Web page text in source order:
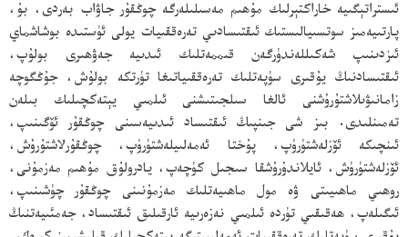
ئىستراتېگىيە خاراكتېرلىك مۇھىم مەسىلىلەرگە چوڭقۇر جاۋاب بەردى، بۇ،
پارتىيەمىز سوتسىيالىستىك ئىقتىسادىي تەرەققىيات يولى ئۈستىدە بوشاشماي
ئىزدىنىپ شەكىللەندۈرگەن قىممەتلىك ئىدىيە جەۋھىرى بولۇپ،
ئىقتىسادنىڭ يۇقىرى سۈپەتلىك تەرەققىياتىغا تۈرتكە بولۇش، جۇڭگوچە
زامانىۋىلاشتۇرۇشنى ئالغا سىلجىتىشنى ئىلمىي يېتەكچىلىك بىلەن
تەمىنلىدى. بىز شى جىنپىڭ ئىقتىساد ئىدىيەسىنى چوڭقۇر ئۆگىنىپ،
ئىنچىكە ئۆزلەشتۈرۈپ، پۇختا ئەمەلىيلەشتۈرۈپ، چوڭقۇرلاشتۇرۇش،
ئۆزلەشتۈرۈش، ئايلاندۇرۇشقا سىجىل كۈچەپ، يادرولۇق مۇھىم مەزمۇنى،
روھىي ماھىيىتى ۋە مول ماھىيەتلىك مەزمۇنىنى چوڭقۇر چۈشىنىپ،
ئىگىلەپ، ھەقىقىي تۈردە ئىلمىي نەزەرىيە ئارقىلىق ئىقتىساد، جەمئىيەتنىڭ